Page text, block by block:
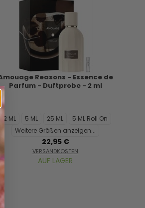
Reasons - Essence de
Parfum - Duftprobe - 2 ml
2 ML 5 ML 25 ML
5 ML Roll On
Weitere Größen anzeigen...
22,95 €
VERSANDKOSTEN
AUF LAGER